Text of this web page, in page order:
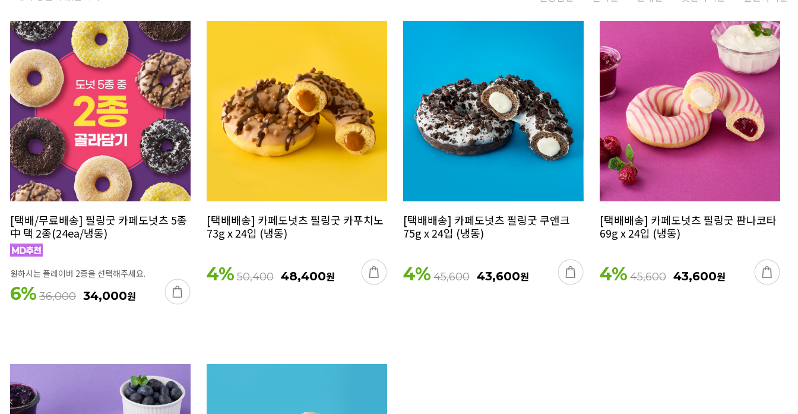
[택배/무료배송] 필링굿 카페도넛츠 5종
中 택 2종(24ea/냉동)
원하시는 플레이버 2종을 선택해주세요.
6% 36,000 34,000원
[택배배송] 카페도넛츠 필링굿 카푸치노
73g x 24입 (냉동)
4% 50,400 48,400원
[택배배송] 카페도넛츠 필링굿 쿠앤크
75g x 24입 (냉동)
4% 45,600 43,600원
[택배배송] 카페도넛츠 필링굿 판나코타
69g x 24입 (냉동)
4% 45,600 43,600원